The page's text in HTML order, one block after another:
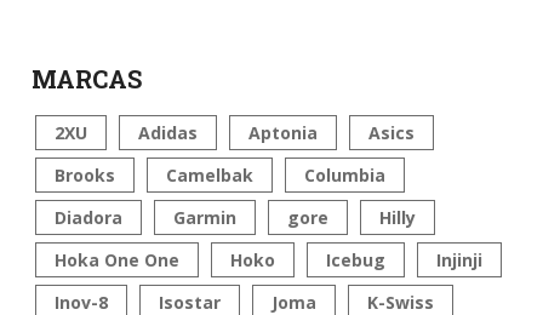
MARCAS
2XU Adidas Aptonia
Asics
Brooks
Camelbak
Columbia
Diadora
Garmin gore
Hilly
Hoka One One
Hoko Icebug
Injinji
Inov-8
Isostar Joma
K-Swiss